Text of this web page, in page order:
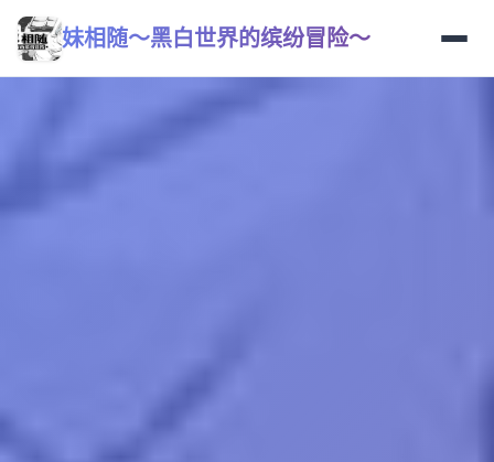
妹相随～黑白世界的缤纷冒险～